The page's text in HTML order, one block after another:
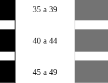
35 a 39
40 a 44
45 a 49